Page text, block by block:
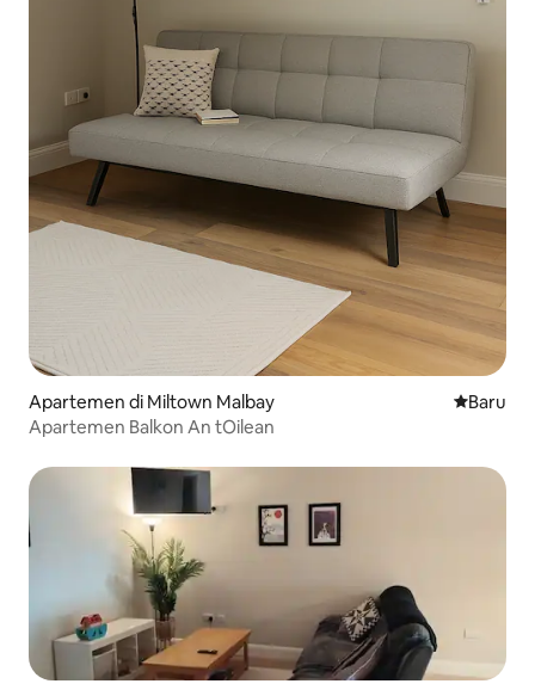
Apartemen di Miltown Malbay Tempat
Baru
Apartemen Balkon An tOilean